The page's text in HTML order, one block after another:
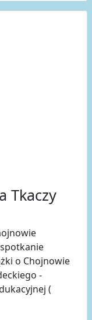
Tkaczy
o Chojnowie
-
(